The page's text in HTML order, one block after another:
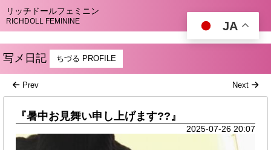
リッチドールフェミニン
RICHDOLL FEMININE JA
写メ日記 ちづる PROFILE
Prev Next
『暑中お見舞い申し上げます??』
2025-07-26 20:07